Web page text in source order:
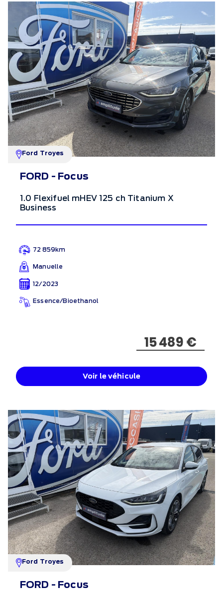
Ford Troyes
FORD - Focus
1.0 Flexifuel mHEV 125 ch Titanium X
Business
72 859km
Manuelle
12/2023
Essence/Bioethanol
15 489 €
Voir le véhicule
Ford Troyes
FORD - Focus